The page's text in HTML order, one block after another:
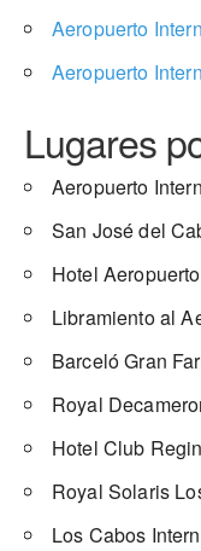
Aeropuerto Internacional de
Aeropuerto
Lugares
Aeropuerto
San José del
Hotel
Libramiento al
Barceló Gran
Royal
Hotel Club
Royal Solaris
Los Cabos